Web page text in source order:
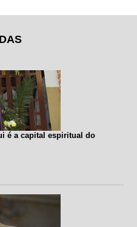
é a capital espiritual do